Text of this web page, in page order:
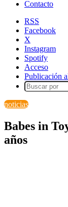
Contacto
RSS
Facebook
X
Instagram
Spotify
Acceso
Publicación
noticias
Babes in
años